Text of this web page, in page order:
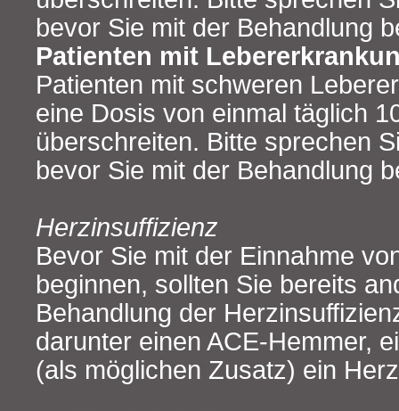
bevor Sie mit der Behandlung
Patienten mit
Patienten mit schweren
eine Dosis von einmal täglich
überschreiten. Bitte sprechen
bevor Sie mit der Behandlung
Herzinsuffizienz
Bevor Sie mit der Einnahme
beginnen, sollten Sie bereits
Behandlung der
darunter einen ACE-Hemmer,
(als möglichen Zusatz) ein